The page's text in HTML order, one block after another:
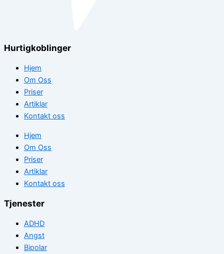
Hurtigkoblinger
Hjem
Om Oss
Priser
Artiklar
Kontakt oss
Hjem
Om Oss
Priser
Artiklar
Kontakt oss
Tjenester
ADHD
Angst
Bipolar